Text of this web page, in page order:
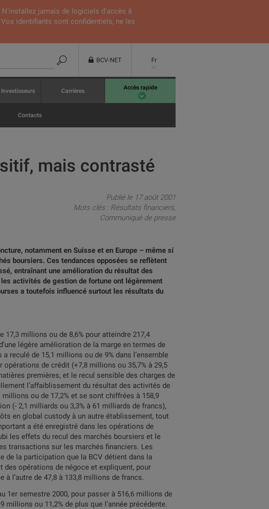
jamais de logiciels d’accès à
identifiants sont confidentiels, ne les
BCV-NET Fr
Contacts
Carrières Accès rapide
mais contrasté
Publié le 17 août 2001
Mots clés : Résultats financiers
Communiqué de presse
notamment en Suisse et en Europe – même si
boursiers. Ces tendances opposées se reflètent
entraînant une amélioration du résultat des
activités de gestion de fortune ont légèrement
a toutefois influencé surtout les résultats du
17,3 millions ou de 8,6% pour atteindre 217,4
légère amélioration de la marge en termes de
reculé de 15,1 millions ou de 9% dans l’ensemble
de crédit (+7,8 millions ou 35,7% à 29,5
premières, et le recul sensible des charges de
l’affaiblissement du résultat des activités de
ou de 17,2% et se sont chiffrées à 158,9
(- 2,1 milliards ou 3,3% à 61 milliards de francs),
en global custody à un autre établissement, tout
a été enregistré dans les opérations de
les effets du recul des marchés boursiers et le
transactions sur les marchés financiers. Les
la participation que la BCV détient dans la
opérations de négoce et expliquent, pour
l’autre de 47,8 à 133,8 millions de francs.
1er semestre 2000, pour passer à 516,6 millions de
ou 11,2% de plus que l’année précédente.